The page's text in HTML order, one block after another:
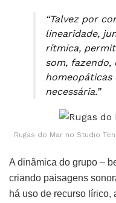
“Talvez por
linearidade,
rítmica,
som, fazendo,
homeopáticas
necessária.”
Rugas do Mar no Studio
A dinâmica do grupo –
criando paisagens
há uso de recurso lírico,